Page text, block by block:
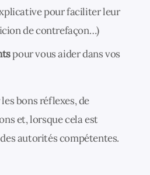
pour faciliter leur
de contrefaçon…)
pour vous aider dans vos
bons réflexes, de
et, lorsque cela est
autorités compétentes.